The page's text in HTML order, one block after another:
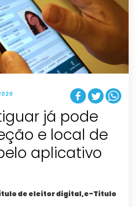
já pode
e local de
aplicativo
de eleitor digital,e-Título